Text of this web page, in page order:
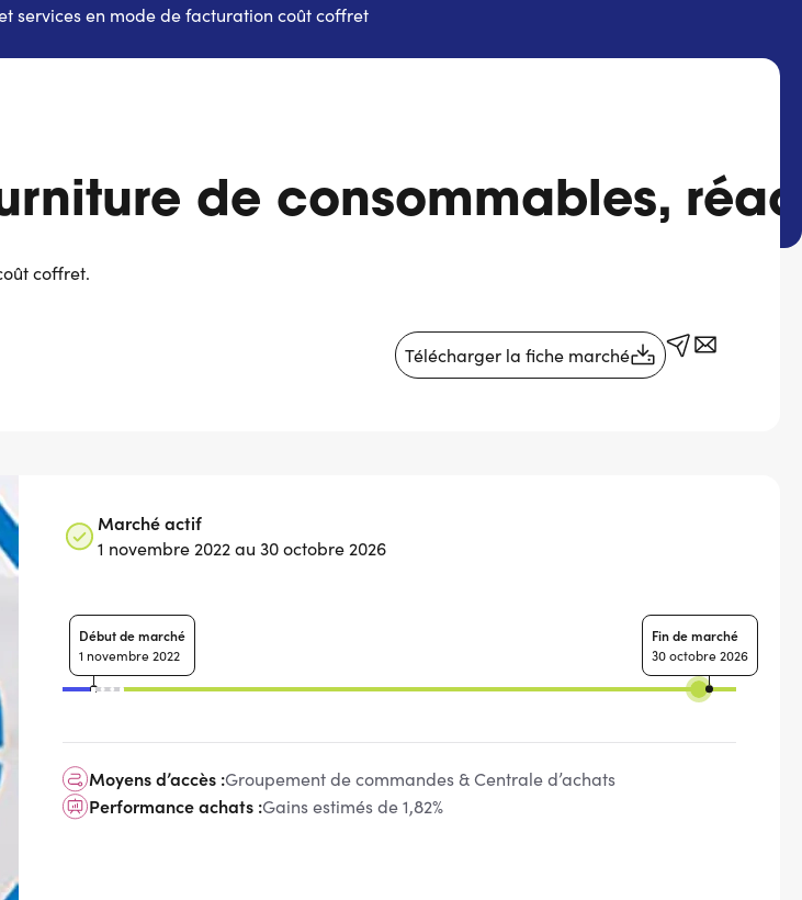
services en mode de facturation coût coffret
de consommables,
coffret.
Télécharger la fiche marché
Marché actif
1 novembre 2022 au 30 octobre 2026
Début de marché
1 novembre 2022
Fin de marché
30 octobre 2026
Moyens d’accès :Groupement de commandes & Centrale d’achats
Performance achats :Gains estimés de 1,82%